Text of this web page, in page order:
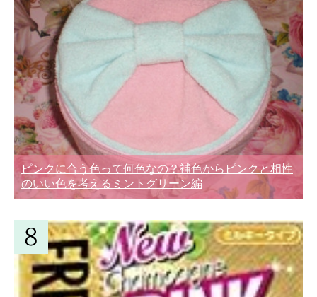
ピンクに合う色って何色なの？補色からピンクと相性
のいい色を考えるミントグリーン編